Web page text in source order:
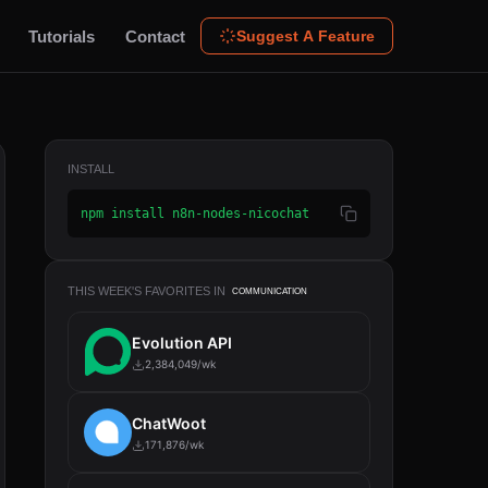
Tutorials Contact Suggest A Feature
INSTALL
npm install n8n-nodes-nicochat
THIS WEEK'S FAVORITES IN COMMUNICATION
Evolution API
2,384,049/wk
ChatWoot
171,876/wk